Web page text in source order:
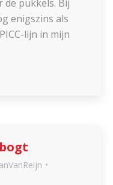
de pukkels. Bij
enigszins als
lijn in mijn